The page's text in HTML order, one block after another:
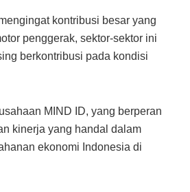
kontribusi besar yang
penggerak, sektor-sektor ini
berkontribusi pada kondisi
MIND ID, yang berperan
kinerja yang handal dalam
ekonomi Indonesia di